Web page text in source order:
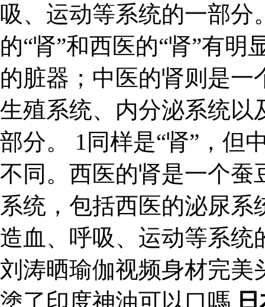
吸、运动等系统的一部分
的“肾”和西医的“肾”有
的脏器；中医的肾则是
生殖系统、内分泌系统以
部分。 1同样是“肾”，但
不同。西医的肾是一个蚕
系统，包括西医的泌尿
造血、呼吸、运动等系
刘涛晒瑜伽视频身材完
塗了印度神油可以口嗎